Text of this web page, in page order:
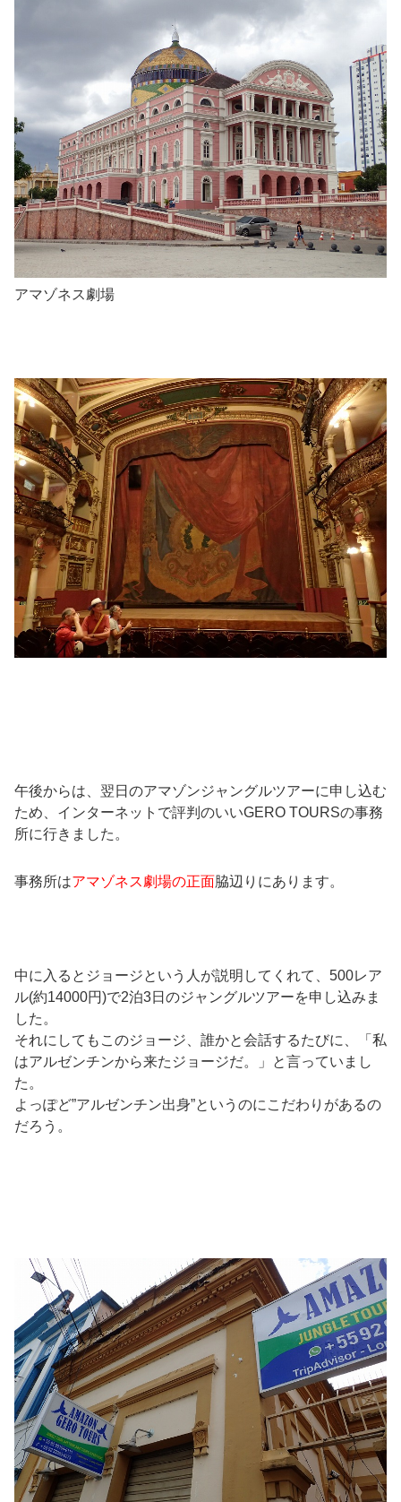
アマゾネス劇場
午後からは、翌日のアマゾンジャングルツアーに申し込む
ため、インターネットで評判のいいGERO TOURSの事務
所に行きました。
事務所はアマゾネス劇場の正面脇辺りにあります。
中に入るとジョージという人が説明してくれて、500レア
ル(約14000円)で2泊3日のジャングルツアーを申し込みま
した。
それにしてもこのジョージ、誰かと会話するたびに、「私
はアルゼンチンから来たジョージだ。」と言っていまし
た。
よっぽど”アルゼンチン出身”というのにこだわりがあるの
だろう。